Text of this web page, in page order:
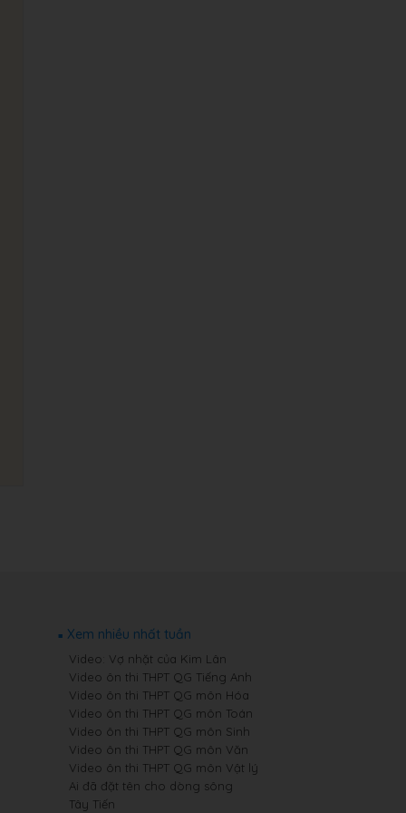
Xem nhiều nhất tuần
Video: Vợ nhặt của Kim Lân
Video ôn thi THPT QG Tiếng Anh
Video ôn thi THPT QG môn Hóa
Video ôn thi THPT QG môn Toán
Video ôn thi THPT QG môn Sinh
Video ôn thi THPT QG môn Văn
Video ôn thi THPT QG môn Vật lý
Ai đã đặt tên cho dòng sông
Tây Tiến